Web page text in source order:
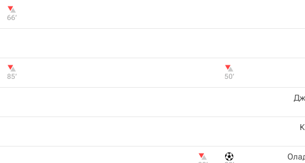
66‎’‎
85‎’‎ 50‎’‎